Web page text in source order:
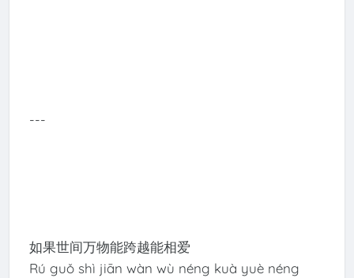
---
如果世间万物能跨越能相爱
Rú guǒ shì jiān wàn wù néng kuà yuè néng